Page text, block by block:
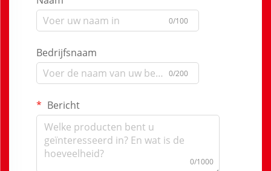
0/100
Bedrijfsnaam
0/200
Bericht
0/1000